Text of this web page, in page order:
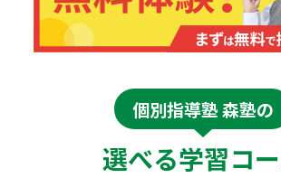
個別指導塾 森塾の
選べる学習コ